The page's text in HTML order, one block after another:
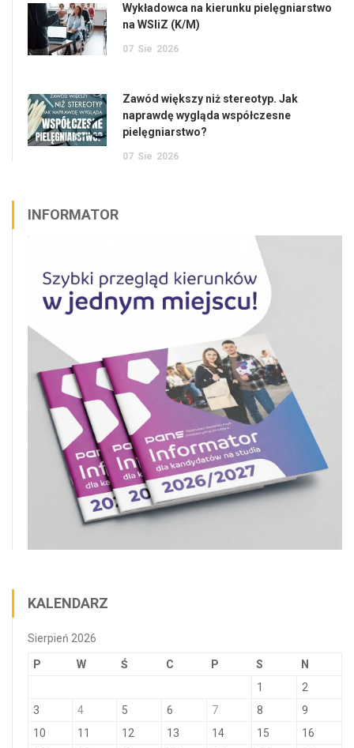
Wykładowca na kierunku pielęgniarstwo
na WSIiZ (K/M)
07 Sie 2026
Zawód większy niż stereotyp. Jak
naprawdę wygląda współczesne
pielęgniarstwo?
07 Sie 2026
INFORMATOR
KALENDARZ
Sierpień 2026
P W Ś C P S N
1
2
3
4 5 6 7 8
9
10
11 12 13 14 15
16